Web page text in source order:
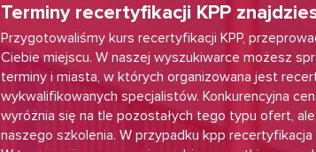
Terminy recertyfikacji KPP
Przygotowaliśmy kurs recertyfikacji KPP,
Ciebie miejscu. W naszej wyszukiwarce możesz
terminy i miasta, w których organizowana jest
wykwalifikowanych specjalistów. Konkurencyjna
wyróżnia się na tle pozostałych tego typu ofert,
naszego szkolenia. W przypadku kpp